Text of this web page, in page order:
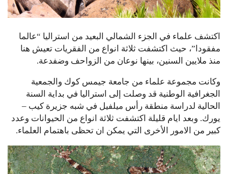
اكتشف علماء في الجزء الشمالي البعيد من استراليا “عالما
مفقودا”، حيث اكتشفت ثلاثة انواع من الفقريات تعيش هنا
منذ ملايين السنين، بينها نوعان من الزواحف وضفدعة.
وكانت مجموعة علماء من جامعة جيمس كوك والجمعية
الجغرافية الوطنية قد وصلت إلى استراليا في بداية السنة
الحالية لدراسة منطقة رأس ميلفيل في شبه جزيرة كيب –
يورك. وبعد ايام قليلة اكتشفت ثلاثة انواع من الحيوانات وعدد
كبير من الامور الأخرى التي يمكن ان تحظى باهتمام العلماء.